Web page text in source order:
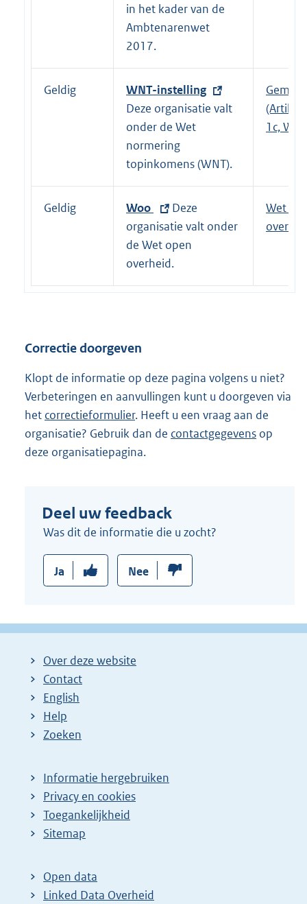
e
r
n
e
l
i
:
in het kader van de
Ambtenarenwet
2017.
Geldig
E
x
t
e
r
n
e
:
WNT-instelling
Deze organisatie valt
onder de Wet
normering
topinkomens (WNT).
(Artikel
1c,
Geldig
E
x
t
e
r
i
n
k
:
Woo
Deze
organisatie valt onder
de Wet open
overheid.
Wet
Correctie doorgeven
Klopt de informatie op deze pagina volgens u niet?
Verbeteringen en aanvullingen kunt u doorgeven via
het correctieformulier. Heeft u een vraag aan de
organisatie? Gebruik dan de contactgegevens op
deze organisatiepagina.
Deel uw feedback
Was dit de informatie die u zocht?
Ja Nee
Over deze website
Contact
English
Help
Zoeken
Informatie hergebruiken
Privacy en cookies
Toegankelijkheid
Sitemap
Open data
Linked Data Overheid